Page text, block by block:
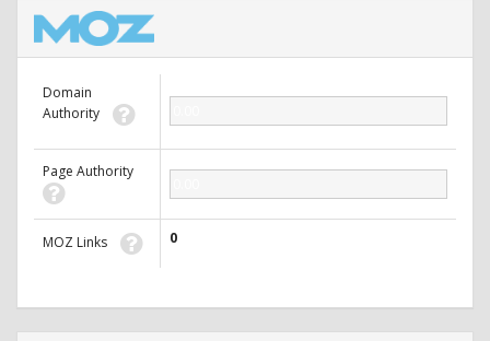
Domain
Authority
Page Authority
MOZ Links 0